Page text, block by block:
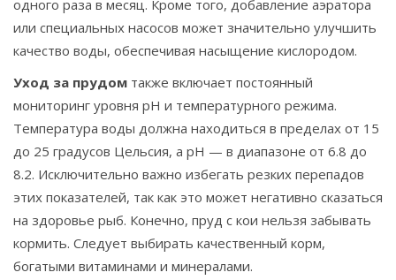
одного раза в месяц. Кроме того, добавление аэратора
или специальных насосов может значительно улучшить
качество воды, обеспечивая насыщение кислородом.
Уход за прудом также включает постоянный
мониторинг уровня pH и температурного режима.
Температура воды должна находиться в пределах от 15
до 25 градусов Цельсия, а pH — в диапазоне от 6.8 до
8.2. Исключительно важно избегать резких перепадов
этих показателей, так как это может негативно сказаться
на здоровье рыб. Конечно, пруд с кои нельзя забывать
кормить. Следует выбирать качественный корм,
богатыми витаминами и минералами.